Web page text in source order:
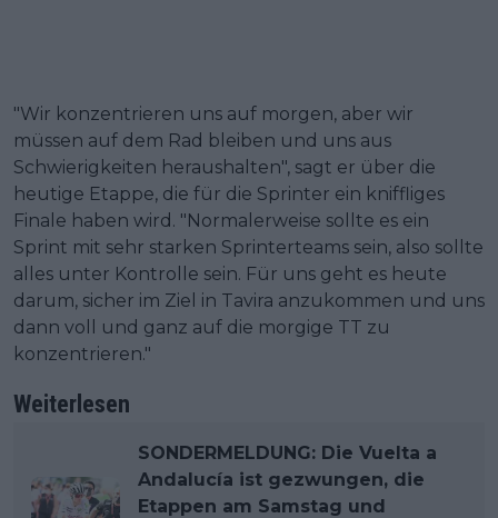
"Wir konzentrieren uns auf morgen, aber wir
müssen auf dem Rad bleiben und uns aus
Schwierigkeiten heraushalten", sagt er über die
heutige Etappe, die für die Sprinter ein kniffliges
Finale haben wird. "Normalerweise sollte es ein
Sprint mit sehr starken Sprinterteams sein, also sollte
alles unter Kontrolle sein. Für uns geht es heute
darum, sicher im Ziel in Tavira anzukommen und uns
dann voll und ganz auf die morgige TT zu
konzentrieren."
Weiterlesen
SONDERMELDUNG: Die Vuelta a
Andalucía ist gezwungen, die
Etappen am Samstag und